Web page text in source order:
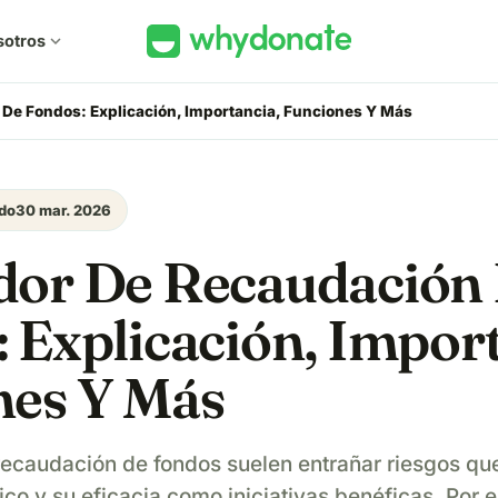
expand_more
Fondos: Explicación, Importancia, Funciones Y Más
30 mar. 2026
De Recaudación
Explicación,
Y Más
de fondos suelen entrañar riesgos